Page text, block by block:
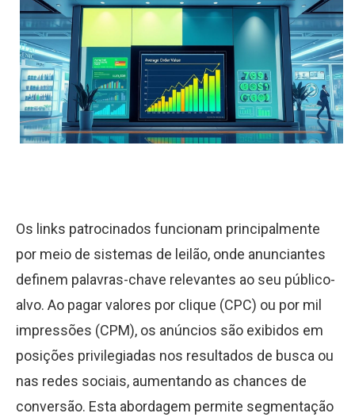
Os links patrocinados funcionam principalmente
por meio de sistemas de leilão, onde anunciantes
definem palavras-chave relevantes ao seu público-
alvo. Ao pagar valores por clique (CPC) ou por mil
impressões (CPM), os anúncios são exibidos em
posições privilegiadas nos resultados de busca ou
nas redes sociais, aumentando as chances de
conversão. Esta abordagem permite segmentação